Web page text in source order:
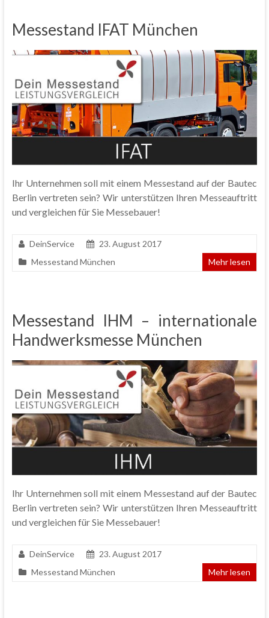
Messestand IFAT München
Ihr Unternehmen soll mit einem Messestand auf der Bautec
Berlin vertreten sein? Wir unterstützen Ihren Messeauftritt
und vergleichen für Sie Messebauer!
DeinService
23. August 2017
Messestand München
Mehr lesen
Messestand IHM – internationale
Handwerksmesse München
Ihr Unternehmen soll mit einem Messestand auf der Bautec
Berlin vertreten sein? Wir unterstützen Ihren Messeauftritt
und vergleichen für Sie Messebauer!
DeinService
23. August 2017
Messestand München
Mehr lesen